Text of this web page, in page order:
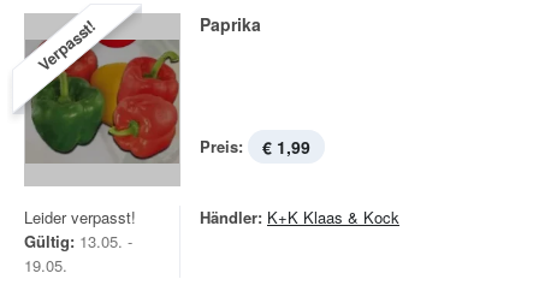
Verpasst! Paprika
Preis: € 1,99
Leider verpasst!
Gültig: 13.05. -
19.05.
Händler: K+K Klaas & Kock